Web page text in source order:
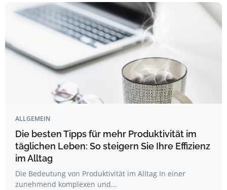
ALLGEMEIN
Die besten Tipps für mehr Produktivität im
täglichen Leben: So steigern Sie Ihre Effizienz
im Alltag
Die Bedeutung von Produktivität im Alltag In einer
zunehmend komplexen und…